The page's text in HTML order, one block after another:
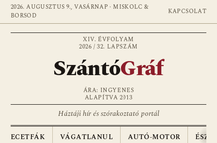
2026. AUGUSZTUS 9., VASÁRNAP · MISKOLC &
BORSOD
KAPCSOLAT
XIV. ÉVFOLYAM
2026 / 32. LAPSZÁM
SzántóGráf
ÁRA: INGYENES
ALAPÍTVA 2013
Háztáji hír és szórakoztató portál
ECETFÁK VÁGATLANUL AUTÓ-MOTOR